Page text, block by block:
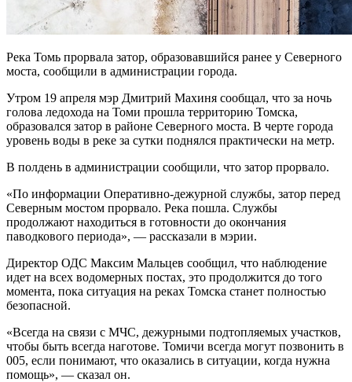
Река Томь прорвала затор, образовавшийся ранее у Северного
моста, сообщили в администрации города.
Утром 19 апреля мэр Дмитрий Махиня сообщал, что за ночь
голова ледохода на Томи прошла территорию Томска,
образовался затор в районе Северного моста. В черте города
уровень воды в реке за сутки поднялся практически на метр.
В полдень в администрации сообщили, что затор прорвало.
«По информации Оперативно-дежурной службы, затор перед
Северным мостом прорвало. Река пошла. Службы
продолжают находиться в готовности до окончания
паводкового периода», — рассказали в мэрии.
Директор ОДС Максим Мальцев сообщил, что наблюдение
идет на всех водомерных постах, это продолжится до того
момента, пока ситуация на реках Томска станет полностью
безопасной.
«Всегда на связи с МЧС, дежурными подтопляемых участков,
чтобы быть всегда наготове. Томичи всегда могут позвонить в
005, если понимают, что оказались в ситуации, когда нужна
помощь», — сказал он.